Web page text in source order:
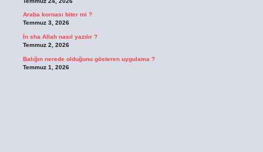
Araba kornası biter mi ?
Temmuz 3, 2026
İn sha Allah nasıl yazılır ?
Temmuz 2, 2026
Balığın nerede olduğunu gösteren uygulama ?
Temmuz 1, 2026